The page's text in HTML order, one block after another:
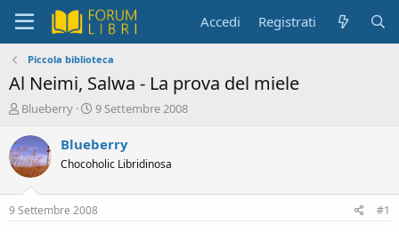
Accedi Registrati
Piccola biblioteca
Al Neimi, Salwa - La prova del miele
C
e
a
t
r
e
Blueberry
D
t
d
i
n
9 Settembre 2008
Blueberry
Chocoholic Libridinosa
9 Settembre 2008 #1